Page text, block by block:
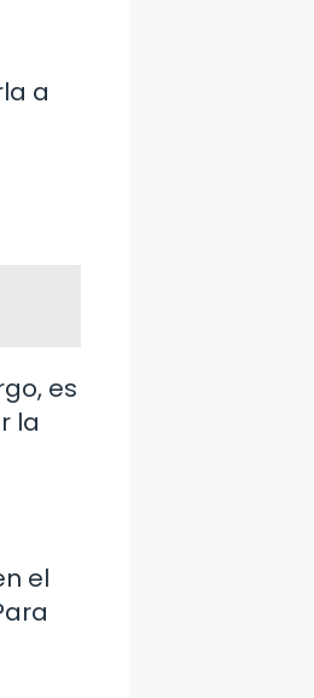
a
es
la
el